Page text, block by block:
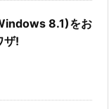
8.1)をお
ザ!